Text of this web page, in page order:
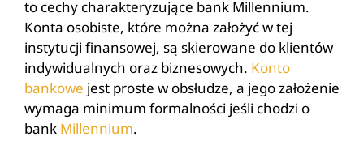
to cechy charakteryzujące bank Millennium.
Konta osobiste, które można założyć w tej
instytucji finansowej, są skierowane do klientów
indywidualnych oraz biznesowych. Konto
bankowe jest proste w obsłudze, a jego założenie
wymaga minimum formalności jeśli chodzi o
bank Millennium.